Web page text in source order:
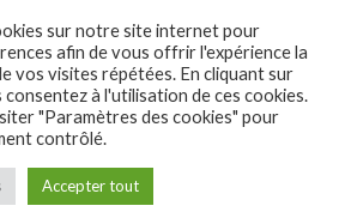
sur notre site internet pour
afin de vous offrir l'expérience la
vos visites répétées. En cliquant sur
à l'utilisation de ces cookies.
"Paramètres des cookies" pour
contrôlé.
Accepter tout